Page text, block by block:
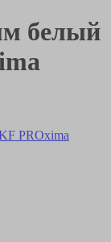
белый